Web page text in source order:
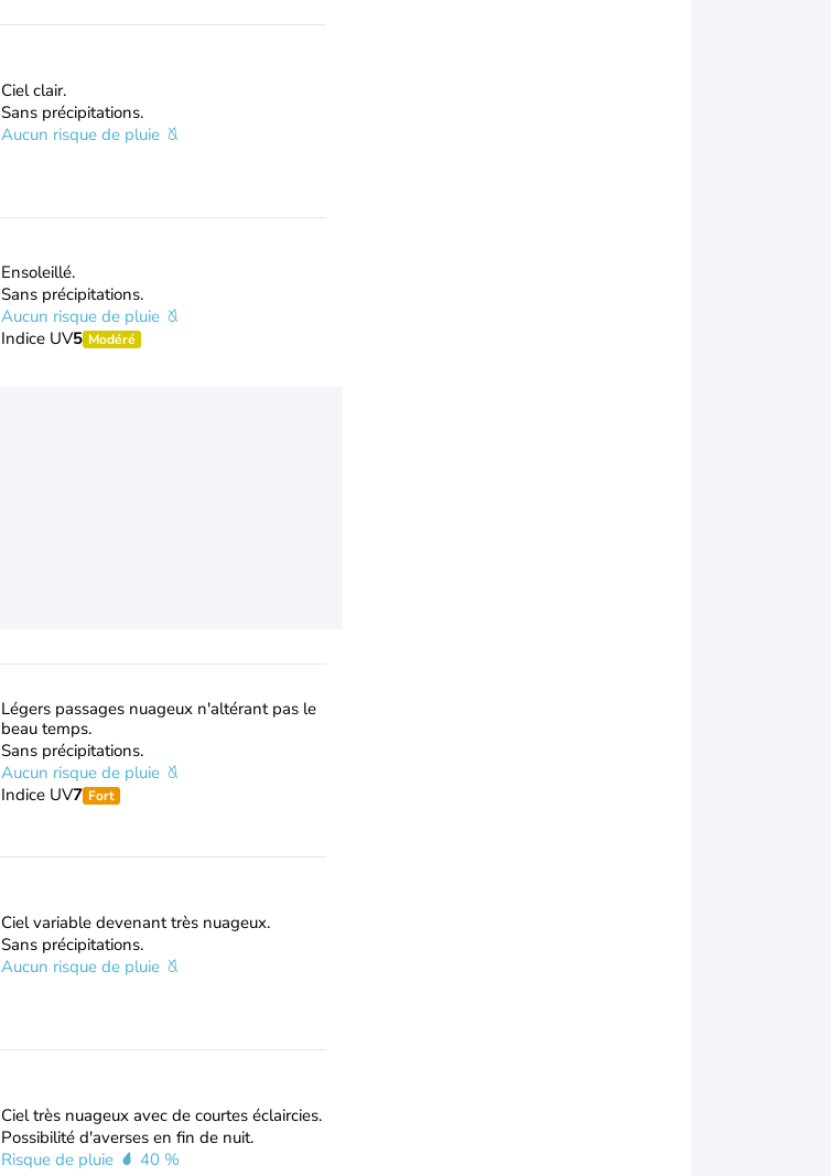
Ciel clair.
Sans précipitations.
Aucun risque de pluie
Ensoleillé.
Sans précipitations.
Aucun risque de pluie
Indice UV5 Modéré
Légers passages nuageux n'altérant pas le
beau temps.
Sans précipitations.
Aucun risque de pluie
Indice UV7 Fort
Ciel variable devenant très nuageux.
Sans précipitations.
Aucun risque de pluie
Ciel très nuageux avec de courtes éclaircies.
Possibilité d'averses en fin de nuit.
Risque de pluie
40 %